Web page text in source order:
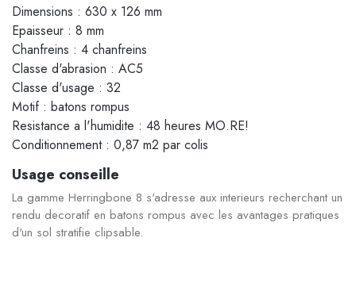
Dimensions : 630 x 126 mm
Epaisseur : 8 mm
Chanfreins : 4 chanfreins
Classe d'abrasion : AC5
Classe d'usage : 32
Motif : batons rompus
Resistance a l'humidite : 48 heures MO.RE!
Conditionnement : 0,87 m2 par colis
Usage conseille
La gamme Herringbone 8 s'adresse aux interieurs recherchant un
rendu decoratif en batons rompus avec les avantages pratiques
d'un sol stratifie clipsable.